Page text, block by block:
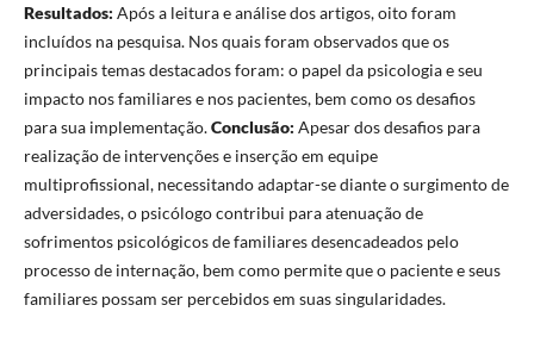
Resultados: Após a leitura e análise dos artigos, oito foram
incluídos na pesquisa. Nos quais foram observados que os
principais temas destacados foram: o papel da psicologia e seu
impacto nos familiares e nos pacientes, bem como os desafios
para sua implementação.Conclusão: Apesar dos desafios para
realização de intervenções e inserção em equipe
multiprofissional, necessitando adaptar-se diante o surgimento de
adversidades, o psicólogo contribui para atenuação de
sofrimentos psicológicos de familiares desencadeados pelo
processo de internação, bem como permite que o paciente e seus
familiares possam ser percebidos em suas singularidades.